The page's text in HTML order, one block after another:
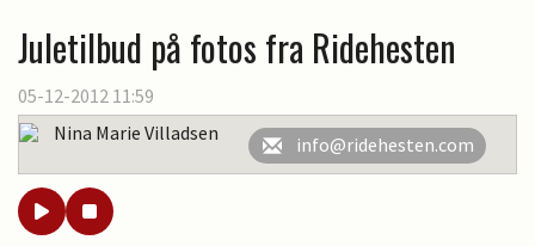
Juletilbud på fotos fra Ridehesten
05-12-2012 11:59
Nina Marie Villadsen
info@ridehesten.com